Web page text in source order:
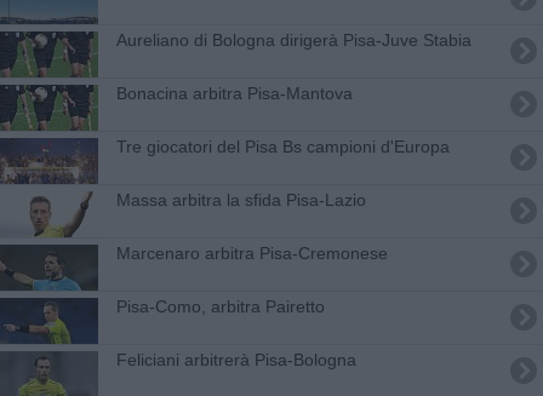
Aureliano di Bologna dirigerà Pisa-Juve Stabia
Bonacina arbitra Pisa-Mantova
Tre giocatori del Pisa Bs campioni d'Europa
Massa arbitra la sfida Pisa-Lazio
Marcenaro arbitra Pisa-Cremonese
Pisa-Como, arbitra Pairetto
Feliciani arbitrerà Pisa-Bologna